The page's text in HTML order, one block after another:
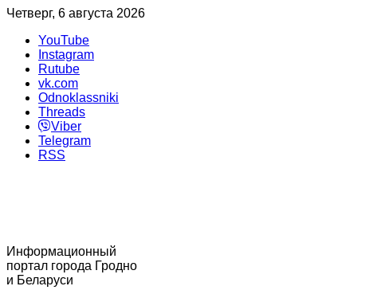
Четверг, 6 августа 2026
YouTube
Instagram
Rutube
vk.com
Odnoklassniki
Threads
Viber
Telegram
RSS
Информационный
портал города Гродно
и Беларуси